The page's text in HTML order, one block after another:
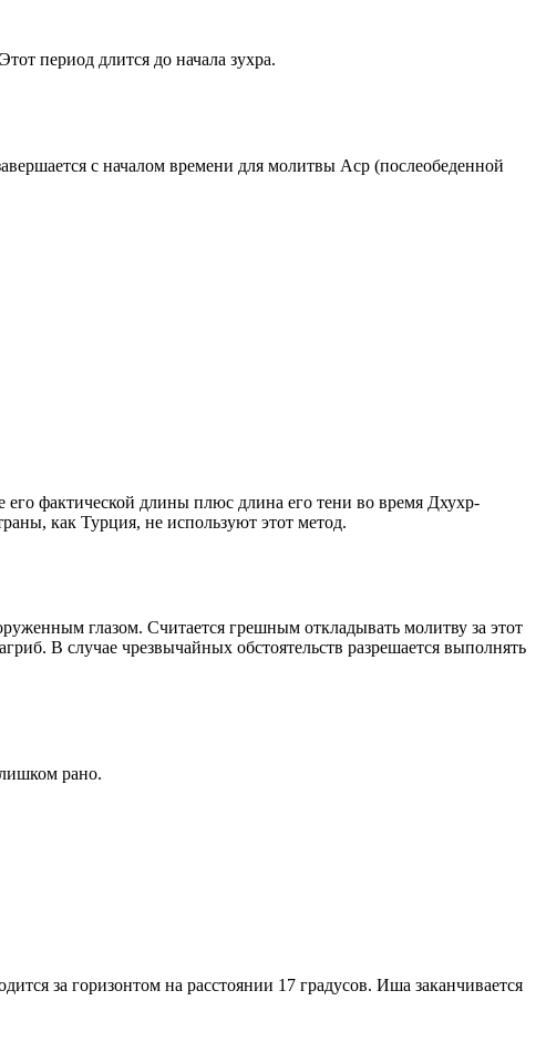
период длится до начала зухра.
с началом времени для молитвы Аср (послеобеденной
его фактической длины плюс длина его тени во время Дхухр-
как Турция, не используют этот метод.
глазом. Считается грешным откладывать молитву за этот
В случае чрезвычайных обстоятельств разрешается выполнять
рано.
за горизонтом на расстоянии 17 градусов. Иша заканчивается